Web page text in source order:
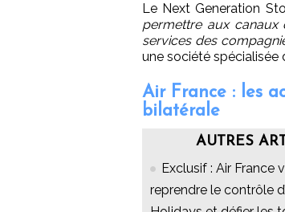
Le Next Generation
permettre aux
services des
une société spécialisée
Air France : les
bilatérale
AUTRES
Exclusif : Air France
reprendre le contrôle